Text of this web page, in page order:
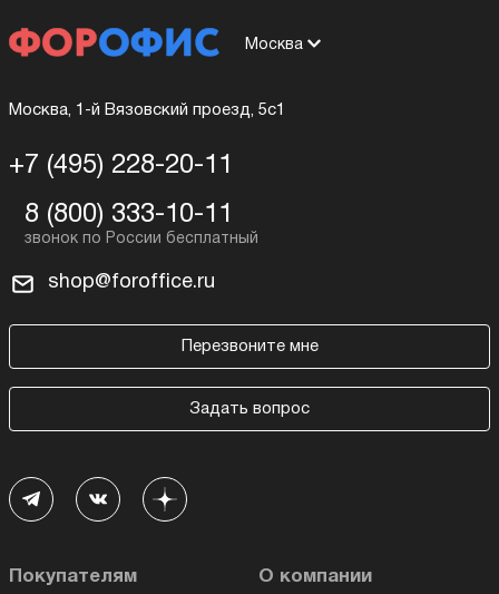
Москва
Москва, 1-й Вязовский проезд, 5с1
+7 (495) 228-20-11
8 (800) 333-10-11
shop@foroffice.ru
Перезвоните мне
Задать вопрос
Покупателям О компании